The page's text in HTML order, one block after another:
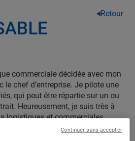
Retour
commerciale décidée avec mon
le chef d’entreprise. Je pilote une
qui peut être répartie sur un ou
Heureusement, je suis très à
logistiques et commerciales.
chiffre d’affaires !Continuer sans accepter